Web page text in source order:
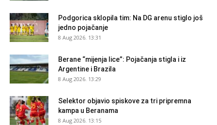
Podgorica sklopila tim: Na DG arenu stiglo još
jedno pojačanje
8 Aug 2026. 13:31
Berane “mijenja lice”: Pojačanja stigla i iz
Argentine i Brazila
8 Aug 2026. 13:29
Selektor objavio spiskove za tri pripremna
kampa u Beranama
8 Aug 2026. 13:15